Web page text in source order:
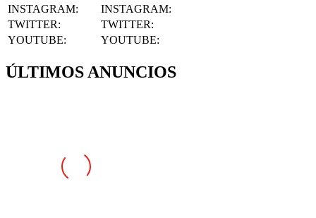
TWITTER :
TWITTER:
YOUTUBE
YOUTUBE: